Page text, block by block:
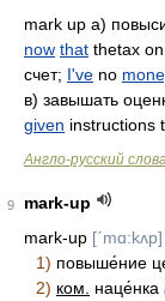
mark up а)
now that thetax on
счет; I've no
в) завышать
given instructions
Англо-русский
9
mark-up
mark-up [ˊmɑ:kʌp]
1) повыше́ние
2) ком. наце́нка